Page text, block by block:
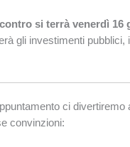
si terrà venerdì 16
gli investimenti pubblici,
ci divertiremo
convinzioni: